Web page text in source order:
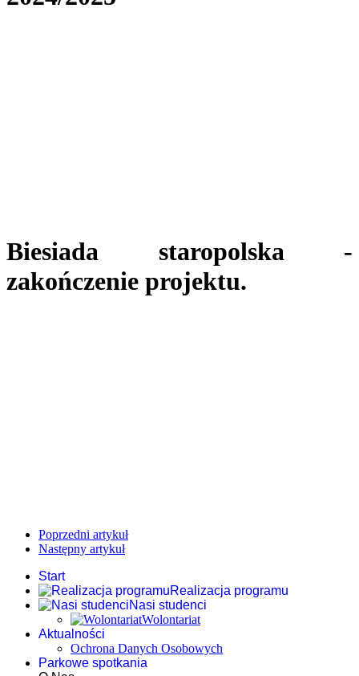
Biesiada staropolska -
zakończenie projektu.
Poprzedni artykuł
Następny artykuł
Start
Realizacja programu
Nasi studenci
Wolontariat
Aktualności
Ochrona Danych Osobowych
Parkowe spotkania